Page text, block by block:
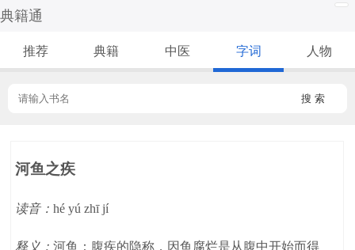
典籍通
推荐 典籍 中医 字词 人物
搜 索
河鱼之疾
读音：hé yú zhī jí
释义：河鱼：腹疾的隐称，因鱼腐烂是从腹中开始而得